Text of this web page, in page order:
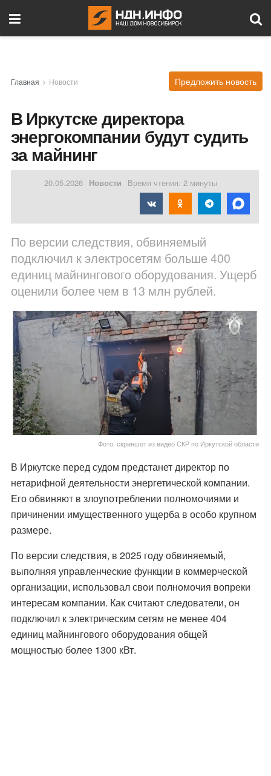
Главная Новости Предложить новость
В Иркутске директора
энергокомпании будут судить
за майнинг
20.05.2026 Новости Время чтения: 2 минуты
По версии следствия, обвиняемый
подключил к электросетям больше 400
единиц майнингового оборудования. Ущерб
оценили более чем в 13 млн рублей.
Фото: скриншот из видео СКР по Иркутской области
В Иркутске перед судом предстанет директор по
нетарифной деятельности энергетической компании.
Его обвиняют в злоупотреблении полномочиями и
причинении имущественного ущерба в особо крупном
размере.
По версии следствия, в 2025 году обвиняемый,
выполняя управленческие функции в коммерческой
организации, использовал свои полномочия вопреки
интересам компании. Как считают следователи, он
подключил к электрическим сетям не менее 404
единиц майнингового оборудования общей
мощностью более 1300 кВт.